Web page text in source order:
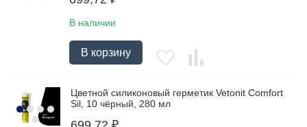
В наличии
В корзину
Цветной силиконовый герметик Vetonit Comfort
Sil, 10 чёрный, 280 мл